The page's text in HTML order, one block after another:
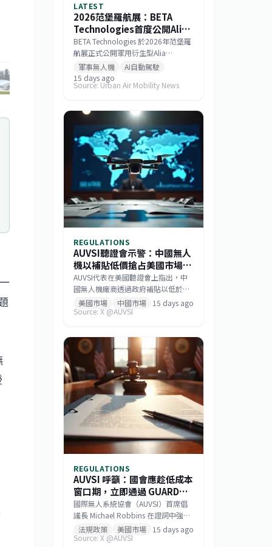
LATEST
2026范堡羅航展：BETA
Technologies首度公開Alia
MV250混合電力軍用物流無
人機
BETA Technologies 於2026年范堡羅
航展正式公開軍用衍生型Alia
MV250。此款混合電力無人機在酬載
2,000磅時擁有250海里戰術航程，若
酬載減至1,000磅則任務半徑可達750
GE Aerospace研發的渦輪發電機與
Sikorsky MATRIX自主系統，搭配開放
式架構飛行控制，能快速更換任務模
組。BETA強調，相較於傾轉旋翼機，
MV250能以更低成本提供更遠、更快
的運補能力，滿足未來分散式作戰需
求。
軍事無人機
AI自動駕駛
15 days ago
Source: Urban Air Mobility News
REGULATIONS
AUVSI聽證會示警：中國無人
機以補貼低價搶占美國市場，
機器人產業恐成下一個目標
AUVSI代表在美國聽證會上指出，中
國無人機廠商透過政府補貼以低於成
本的價格搶占市場，而非依賴產品品
質或技術。此策略已成功主導美國消
式正擴散至機器人領域。此舉促使美
國國會推動《GUARD Act》，並喚起
各界對供應鏈安全的重視。對台灣而
言，這波去中國化的趨勢帶來擴大非
紅供應鏈的機會，但業者仍需強化技
術自主與國際合規能力。
美國市場 中國市場
15 days ago
Source: X @AUVSI
REGULATIONS
AUVSI 呼籲：國會應趁低成本
窗口期，立即通過 GUARD
Act 保障無人機產業
國際無人系統協會（AUVSI）首席倡
議長 Michael Robbins 在證詞中強
調，隨著全球無人機安全威脅加劇，
美國國會的立法成本窗口已開啟。他
法規政策 美國市場
15 days ago
Source: X @AUVSI